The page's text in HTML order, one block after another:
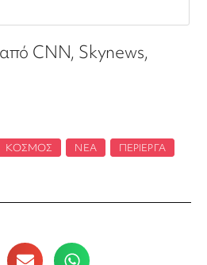
CNN, Skynews,
ΚΌΣΜΟΣ ΝΈΑ ΠΕΡΊΕΡΓΑ